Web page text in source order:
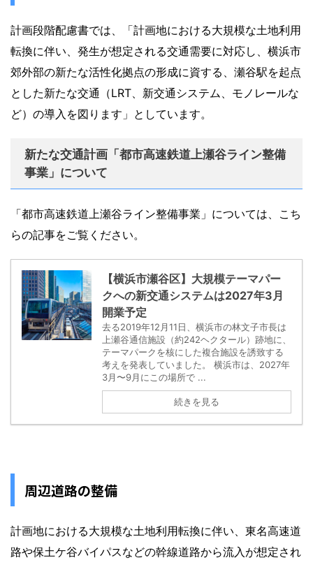
計画段階配慮書では、「計画地における大規模な土地利用
転換に伴い、発生が想定される交通需要に対応し、横浜市
郊外部の新たな活性化拠点の形成に資する、瀬谷駅を起点
とした新たな交通（LRT、新交通システム、モノレールな
ど）の導入を図ります」としています。
新たな交通計画「都市高速鉄道上瀬谷ライン整備
事業」について
「都市高速鉄道上瀬谷ライン整備事業」については、こち
らの記事をご覧ください。
【横浜市瀬谷区】大規模テーマパー
クへの新交通システムは2027年3月
開業予定
去る2019年12月11日、横浜市の林文子市長は
上瀬谷通信施設（約242ヘクタール）跡地に、
テーマパークを核にした複合施設を誘致する
考えを発表していました。 横浜市は、2027年
3月〜9月にこの場所で ...
続きを見る
周辺道路の整備
計画地における大規模な土地利用転換に伴い、東名高速道
路や保土ケ谷バイパスなどの幹線道路から流入が想定され